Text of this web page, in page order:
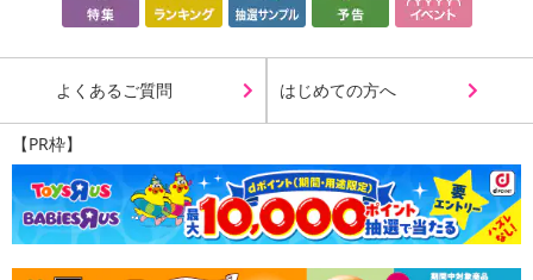
デザイン・仕様・テスト電池の型番などが異なる場合がございま
※保証はお申込日より1年間となります。
サンプル百貨店より発行される12桁のお問い合せ番号をお控
えください。
お客様のお申込み内容が確認できない場合、保証が受けられ
ない場合ございます。
商品につきましては商品ページ仕様をご確認の上、お申し込
みをお願い致します。
よくあるご質問 はじめての方へ
【PR枠】